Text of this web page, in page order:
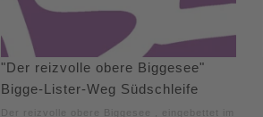
"Der reizvolle obere Biggesee"
Bigge-Lister-Weg Südschleife
Der reizvolle obere Biggesee , eingebettet im